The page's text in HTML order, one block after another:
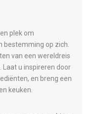
plek om
bestemming op zich.
van een wereldreis
Laat u inspireren door
en breng een
keuken.